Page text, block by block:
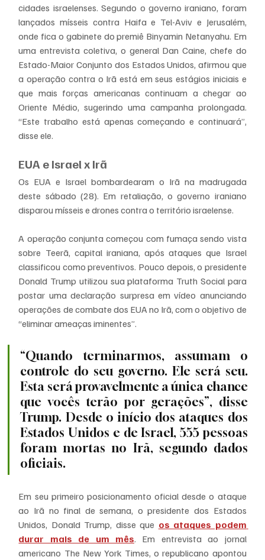
cidades israelenses. Segundo o governo iraniano, foram
lançados mísseis contra Haifa e Tel-Aviv e Jerusalém,
onde fica o gabinete do premiê Binyamin Netanyahu. Em
uma entrevista coletiva, o general Dan Caine, chefe do
Estado-Maior Conjunto dos Estados Unidos, afirmou que
a operação contra o Irã está em seus estágios iniciais e
que mais forças americanas continuam a chegar ao
Oriente Médio, sugerindo uma campanha prolongada.
“Este trabalho está apenas começando e continuará”,
disse ele.
EUA e Israel x Irã
Os EUA e Israel bombardearam o Irã na madrugada
deste sábado (28). Em retaliação, o governo iraniano
disparou mísseis e drones contra o território israelense.
A operação conjunta começou com fumaça sendo vista
sobre Teerã, capital iraniana, após ataques que Israel
classificou como preventivos. Pouco depois, o presidente
Donald Trump utilizou sua plataforma Truth Social para
postar uma declaração surpresa em vídeo anunciando
operações de combate dos EUA no Irã, com o objetivo de
“eliminar ameaças iminentes”.
“Quando terminarmos, assumam o
controle do seu governo. Ele será seu.
Esta será provavelmente a única chance
que vocês terão por gerações”, disse
Trump. Desde o início dos ataques dos
Estados Unidos e de Israel, 555 pessoas
foram mortas no Irã, segundo dados
oficiais.
Em seu primeiro posicionamento oficial desde o ataque
ao Irã no final de semana, o presidente dos Estados
Unidos, Donald Trump, disse que os ataques podem
durar mais de um mês. Em entrevista ao jornal
americano The New York Times, o republicano apontou